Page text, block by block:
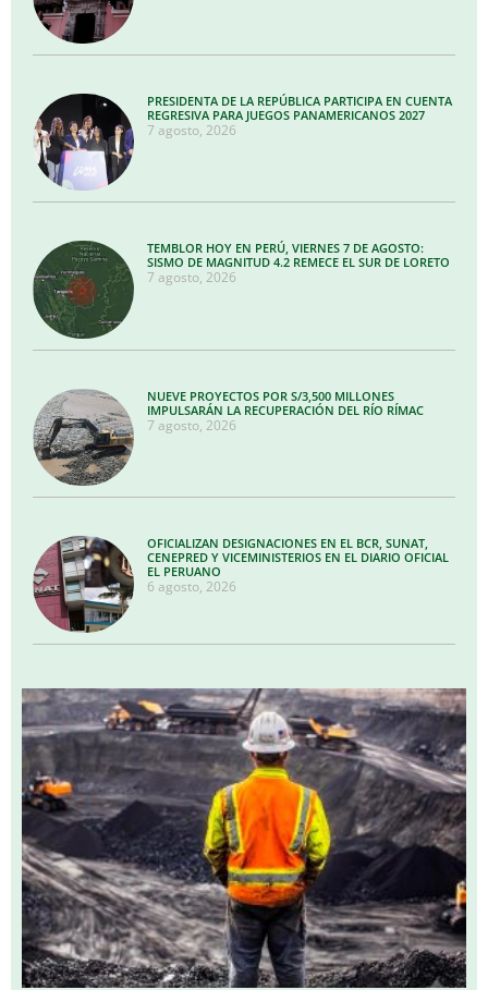
PRESIDENTA DE LA REPÚBLICA PARTICIPA EN CUENTA
REGRESIVA PARA JUEGOS PANAMERICANOS 2027
7 agosto, 2026
TEMBLOR HOY EN PERÚ, VIERNES 7 DE AGOSTO:
SISMO DE MAGNITUD 4.2 REMECE EL SUR DE LORETO
7 agosto, 2026
NUEVE PROYECTOS POR S/3,500 MILLONES
IMPULSARÁN LA RECUPERACIÓN DEL RÍO RÍMAC
7 agosto, 2026
OFICIALIZAN DESIGNACIONES EN EL BCR, SUNAT,
CENEPRED Y VICEMINISTERIOS EN EL DIARIO OFICIAL
EL PERUANO
6 agosto, 2026